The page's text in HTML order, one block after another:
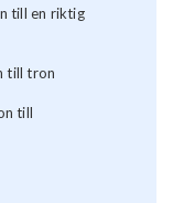
till en riktig
till tron
till